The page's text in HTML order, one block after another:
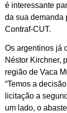
é interessante
da sua demanda
Contraf-CUT.
Os argentinos já
Néstor Kirchner,
região de Vaca
“Temos a
licitação a
um lado, o